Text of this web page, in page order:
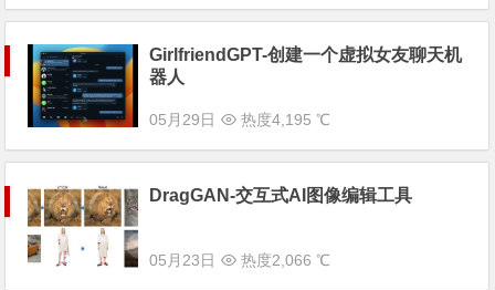
GirlfriendGPT-创建一个虚拟女友聊天机
器人
05月29日 热度4,195 ℃
DragGAN-交互式AI图像编辑工具
05月23日 热度2,066 ℃